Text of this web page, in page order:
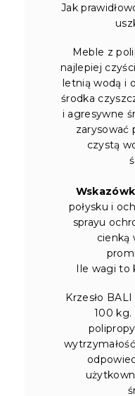
Jak
Meble z
najlepiej
letnią wodą i
środka
i agresywne
zarysować
czystą
połysku i
sprayu
cienką
Ile wagi to
Krzesło
100 kg.